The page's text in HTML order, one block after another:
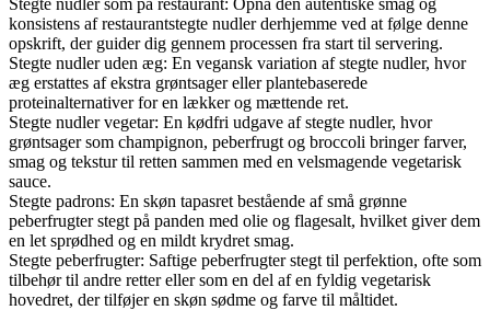
konsistens af restaurantstegte nudler derhjemme ved at følge denne
opskrift, der guider dig gennem processen fra start til servering.
Stegte nudler uden æg: En vegansk variation af stegte nudler, hvor
æg erstattes af ekstra grøntsager eller plantebaserede
proteinalternativer for en lækker og mættende ret.
Stegte nudler vegetar: En kødfri udgave af stegte nudler, hvor
grøntsager som champignon, peberfrugt og broccoli bringer farver,
smag og tekstur til retten sammen med en velsmagende vegetarisk
sauce.
Stegte padrons: En skøn tapasret bestående af små grønne
peberfrugter stegt på panden med olie og flagesalt, hvilket giver dem
en let sprødhed og en mildt krydret smag.
Stegte peberfrugter: Saftige peberfrugter stegt til perfektion, ofte som
tilbehør til andre retter eller som en del af en fyldig vegetarisk
hovedret, der tilføjer en skøn sødme og farve til måltidet.